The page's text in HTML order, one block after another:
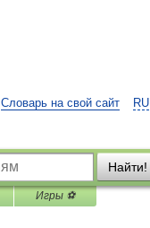
RU
Словарь на свой сайт
Найти!
Игры ⚽